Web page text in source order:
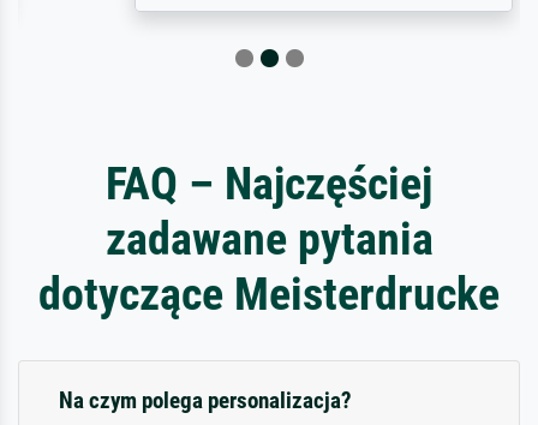
FAQ – Najczęściej
zadawane pytania
dotyczące Meisterdrucke
Na czym polega personalizacja?